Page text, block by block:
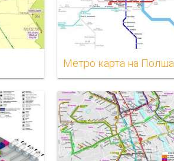
Метро карта на Полша